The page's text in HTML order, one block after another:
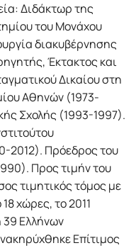
Διδάκτωρ της
του Μονάχου
διακυβέρνησης
Έκτακτος και
Δικαίου στη
Αθηνών (1973-
Σχολής (1993-1997).
2012). Πρόεδρος του
Προς τιμήν του
τιμητικός τόμος με
χώρες, το 2011
39 Ελλήνων
Επίτιμος